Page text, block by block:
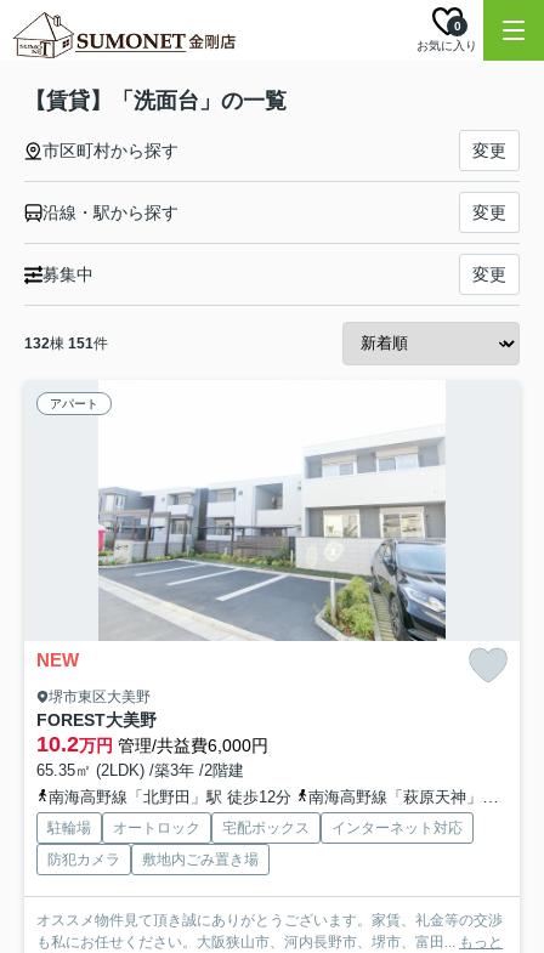
お気に入り
0
【賃貸】「洗面台」の一覧
市区町村から探す 変更
沿線・駅から探す 変更
募集中 変更
132棟 151件
アパート
NEW
堺市東区大美野
FOREST大美野
10.2万円 管理/共益費6,000円
65.35㎡ (2LDK) /築3年 /2階建
南海高野線「北野田」駅 徒歩12分
南海高野線「萩原天神」駅 徒歩22分
駐輪場 オートロック 宅配ボックス
インターネット対応
防犯カメラ
敷地内ごみ置き場
オススメ物件見て頂き誠にありがとうございます。家賃、礼金等の交渉
も私にお任せください。大阪狭山市、河内長野市、堺市、富田... もっと